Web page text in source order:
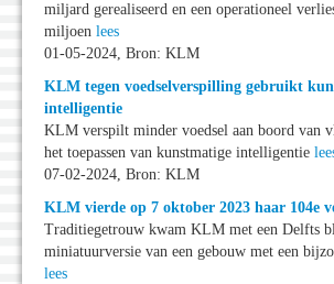
miljard gerealiseerd en een operationeel
miljoen lees
01-05-2024, Bron: KLM
KLM tegen voedselverspilling gebruikt
intelligentie
KLM verspilt minder voedsel aan boord van
het toepassen van kunstmatige intelligentie
07-02-2024, Bron: KLM
KLM vierde op 7 oktober 2023 haar 104e
Traditiegetrouw kwam KLM met een Delfts
miniatuurversie van een gebouw met een
lees